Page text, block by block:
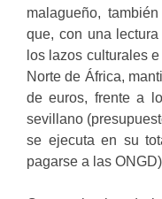
malagueño,
que, con una
los lazos culturales
Norte de África,
de euros, frente a
sevillano
se ejecuta en su
pagarse a las